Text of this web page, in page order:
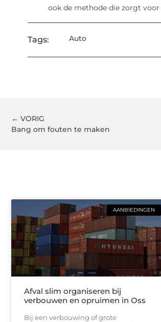
ook de methode die zorgt voor
Tags: Auto
← VORIG
Bang om fouten te maken
AANBIEDINGEN
Afval slim organiseren bij
verbouwen en opruimen in Oss
Bij een verbouwing of grote